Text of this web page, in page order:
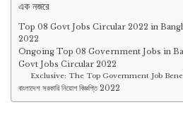
এক নজরে
Top 08 Govt Jobs Circular 2022 in
2022
Ongoing Top 08 Government Jobs in
Govt Jobs Circular 2022
Exclusive: The Top Government Job
বাংলাদেশ সরকারি নিয়োগ বিজ্ঞপ্তি 2022